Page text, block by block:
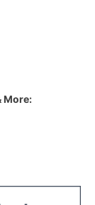
More: